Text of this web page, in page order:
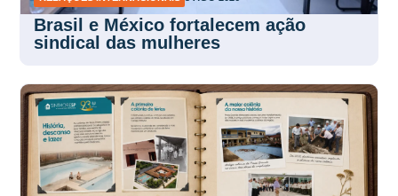
Brasil e México fortalecem ação
sindical das mulheres